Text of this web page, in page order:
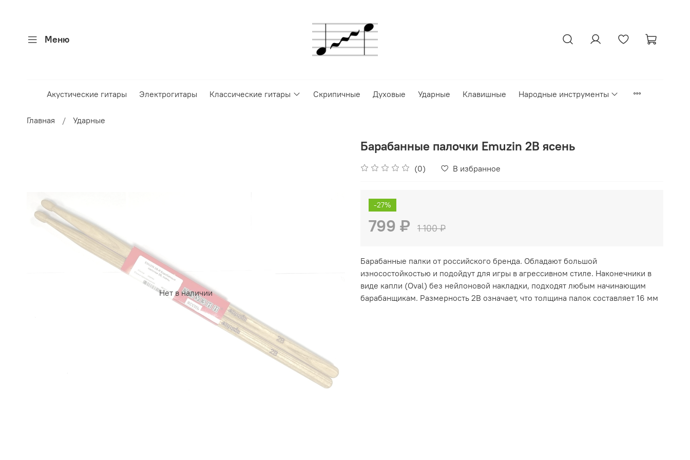
Меню
Акустические гитары Электрогитары Классические гитары Скрипичные Духовые Ударные Клавишные Народные инструменты
Главная Ударные
Нет в наличии
Барабанные палочки Emuzin 2B ясень
(0) В избранное
-27%
799 ₽ 1 100 ₽
Барабанные палки от российского бренда. Обладают большой
износостойкостью и подойдут для игры в агрессивном стиле. Наконечники в
виде капли (Oval) без нейлоновой накладки, подходят любым начинающим
барабанщикам. Размерность 2В означает, что толщина палок составляет 16 мм